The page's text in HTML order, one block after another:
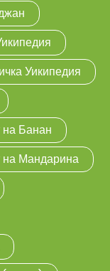
Уикипедия
на Банан
на Мандарина